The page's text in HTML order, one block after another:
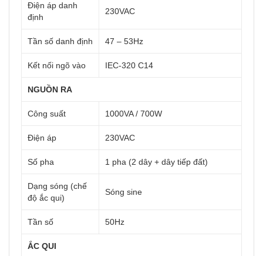
Điện áp danh
định
230VAC
Tần số danh định 47 – 53Hz
Kết nối ngõ vào IEC-320 C14
NGUỒN RA
Công suất 1000VA / 700W
Điện áp 230VAC
Số pha 1 pha (2 dây + dây tiếp đất)
Dạng sóng (chế
độ ắc qui)
Sóng sine
Tần số 50Hz
ẮC QUI